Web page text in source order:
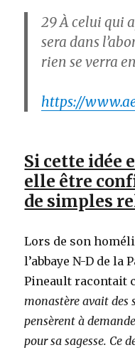
29À celui qui
sera dans
rien se verra
https://
Si cette idée
elle être
de simples
Lors de son
l’abbaye N-D de la
Pineault racontait
monastère avait des
pensèrent à
pour sa sagesse. Ce